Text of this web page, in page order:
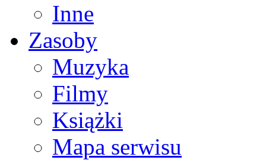
Inne
Zasoby
Muzyka
Filmy
Książki
Mapa serwisu